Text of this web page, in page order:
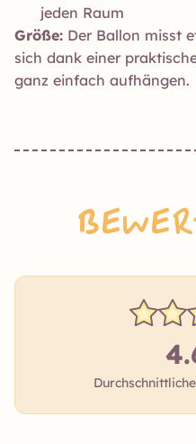
jeden Raum
Größe: Der Ballon misst
sich dank einer
ganz einfach aufhängen.